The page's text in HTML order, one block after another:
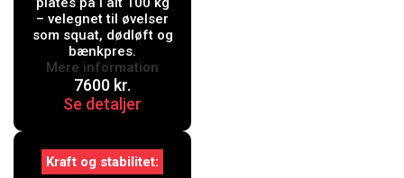
– velegnet til øvelser
som squat, dødløft og
bænkpres.
7600 kr.
Se detaljer
Mere information
Kraft og stabilitet